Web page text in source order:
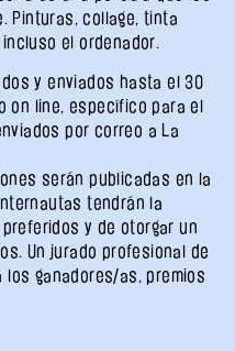
Pinturas, collage, tinta
el ordenador.
y enviados hasta el 30
on line, específico para el
por correo a La
serán publicadas en la
tendrán la
y de otorgar un
Un jurado profesional de
los ganadores/as, premios